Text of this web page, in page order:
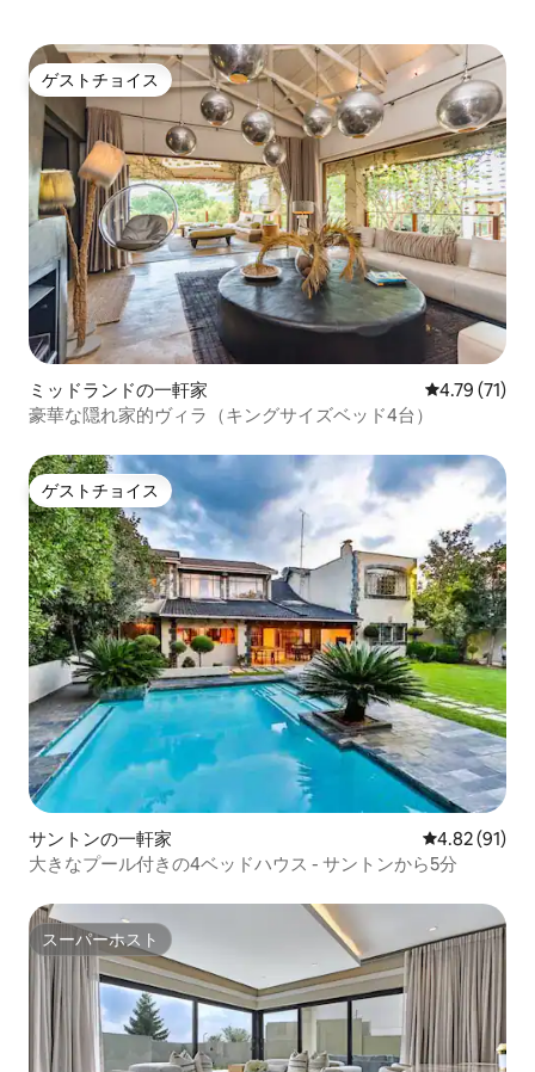
ゲストチョイス
ゲストチョイス
ミッドランドの一軒家 レビュー71
4.79 (71)
豪華な隠れ家的ヴィラ（キングサイズベッド4台）
ゲストチョイス
ゲストチョイス
サントンの一軒家 レビュー91
4.82 (91)
大きなプール付きの4ベッドハウス - サントンから5分
スーパーホスト
スーパーホスト